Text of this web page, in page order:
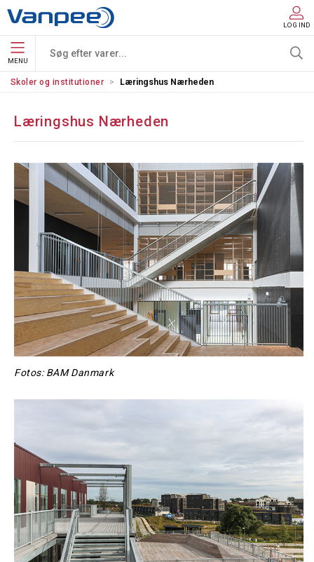
LOG IND
MENU
Skoler og institutioner Læringshus Nærheden
Læringshus Nærheden
Fotos: BAM Danmark